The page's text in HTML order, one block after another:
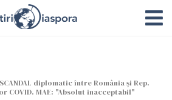
SCANDAL diplomatic între România și Rep.
COVID. MAE: "Absolut inacceptabil"